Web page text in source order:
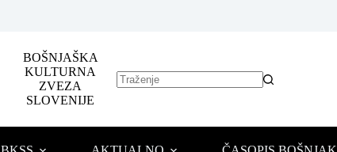
BOŠNJAŠKA
KULTURNA
ZVEZA
SLOVENIJE